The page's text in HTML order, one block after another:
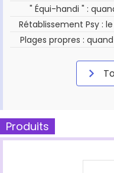
" Équi-handi " :
Rétablissement Psy :
Plages propres :
Produits